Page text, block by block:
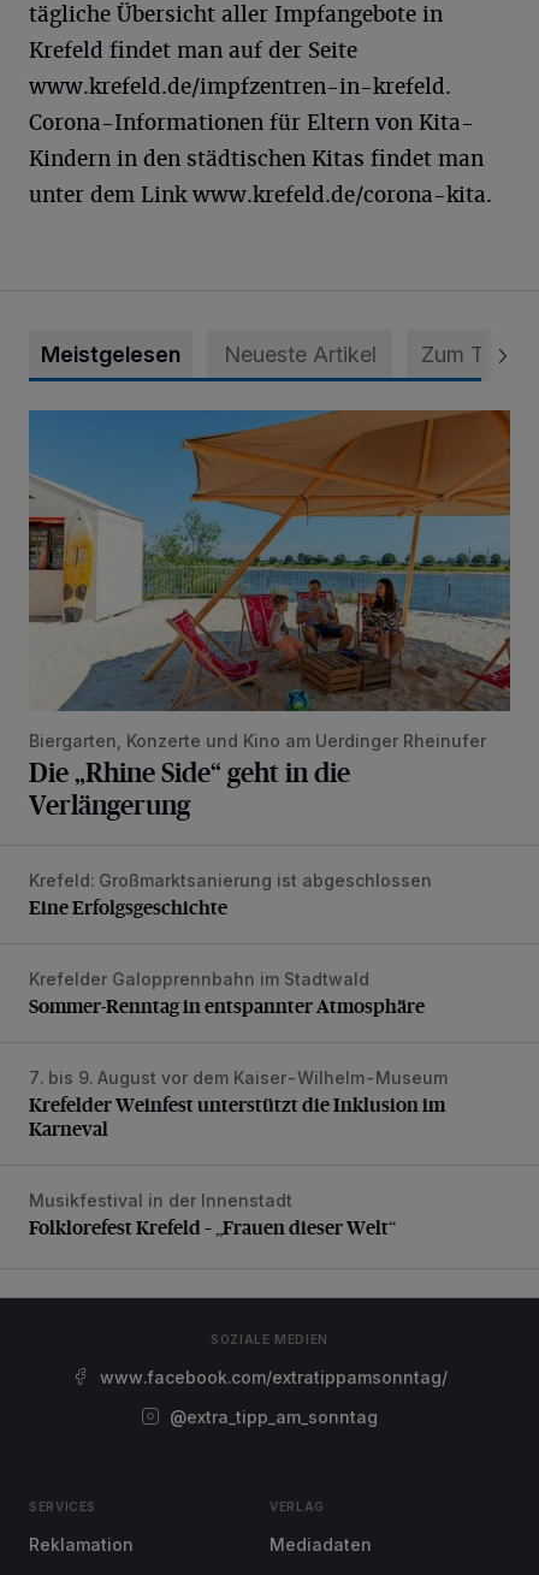
tägliche Übersicht aller Impfangebote in
Krefeld findet man auf der Seite
www.krefeld.de/impfzentren-in-krefeld.
Corona-Informationen für Eltern von Kita-
Kindern in den städtischen Kitas findet man
unter dem Link www.krefeld.de/corona-kita.
Meistgelesen Neueste Artikel Zum Thema
Die „Rhine Side“ geht in die Verlängerung
Biergarten, Konzerte und Kino am Uerdinger Rheinufer
Die „Rhine Side“ geht in die
Verlängerung
Eine Erfolgsgeschichte
Krefeld: Großmarktsanierung ist abgeschlossen
Eine Erfolgsgeschichte
Sommer-Renntag in entspannter Atmosphäre
Krefelder Galopprennbahn im Stadtwald
Sommer-Renntag in entspannter Atmosphäre
Krefelder Weinfest unterstützt die Inklusion im Karneval
7. bis 9. August vor dem Kaiser-Wilhelm-Museum
Krefelder Weinfest unterstützt die Inklusion im
Karneval
Folklorefest Krefeld – „Frauen dieser Welt“
Musikfestival in der Innenstadt
Folklorefest Krefeld – „Frauen dieser Welt“
SOZIALE MEDIEN
www.facebook.com/extratippamsonntag/
@extra_tipp_am_sonntag
SERVICES
Reklamation
VERLAG
Mediadaten